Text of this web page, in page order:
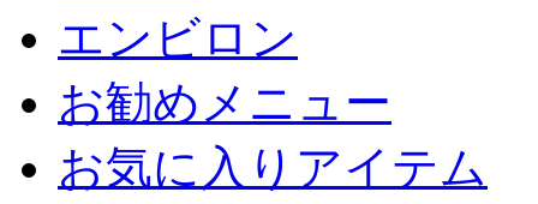
エンビロン
お勧めメニュー
お気に入りアイテム